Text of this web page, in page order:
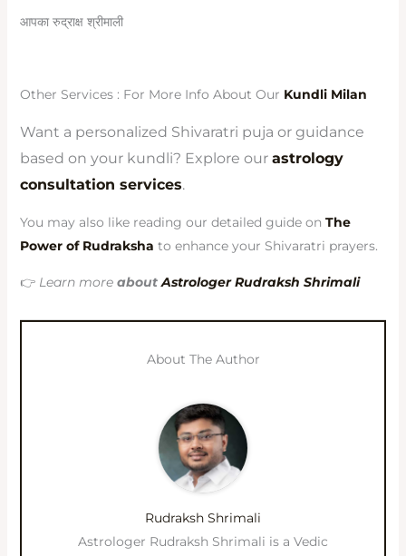
आपका रुद्राक्ष श्रीमाली
Other Services : For More Info About Our Kundli Milan
Want a personalized Shivaratri puja or guidance
based on your kundli? Explore our astrology
consultation services.
You may also like reading our detailed guide on The
Power of Rudraksha to enhance your Shivaratri prayers.
👉 Learn more aboutAstrologer Rudraksh Shrimali
About The Author
Rudraksh Shrimali
Astrologer Rudraksh Shrimali is a Vedic